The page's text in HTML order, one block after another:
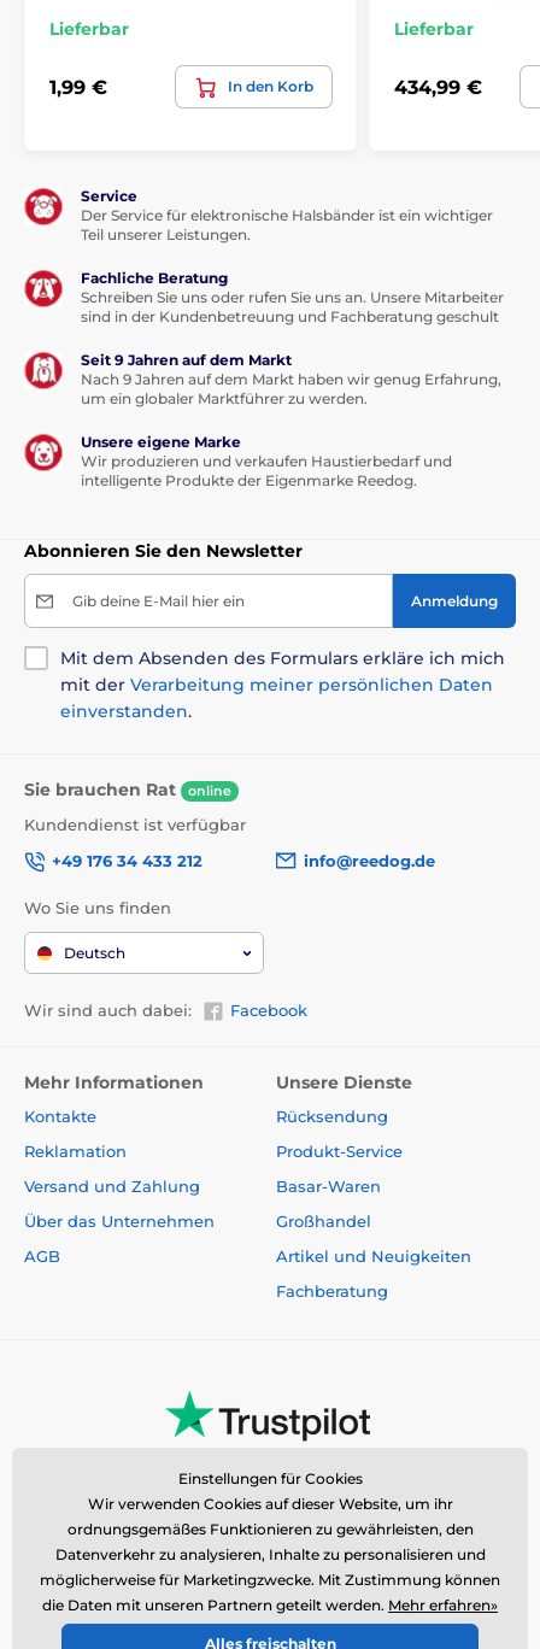
Lieferbar
1,99 € In den Korb
Lieferbar
434,99 €
Service
Der Service für elektronische Halsbänder ist ein wichtiger
Teil unserer Leistungen.
Fachliche Beratung
Schreiben Sie uns oder rufen Sie uns an. Unsere Mitarbeiter
sind in der Kundenbetreuung und Fachberatung geschult
Seit 9 Jahren auf dem Markt
Nach 9 Jahren auf dem Markt haben wir genug Erfahrung,
um ein globaler Marktführer zu werden.
Unsere eigene Marke
Wir produzieren und verkaufen Haustierbedarf und
intelligente Produkte der Eigenmarke Reedog.
Abonnieren Sie den Newsletter
Gib deine E-Mail hier ein Anmeldung
Mit dem Absenden des Formulars erkläre ich mich
mit der Verarbeitung meiner persönlichen Daten
einverstanden.
Sie brauchen Rat online
Kundendienst ist verfügbar
+49 176 34 433 212
info@reedog.de
Wo Sie uns finden
Deutsch
Wir sind auch dabei: Facebook
Mehr Informationen
Kontakte
Reklamation
Versand und Zahlung
Über das Unternehmen
AGB
Unsere Dienste
Rücksendung
Produkt-Service
Basar-Waren
Großhandel
Artikel und Neuigkeiten
Fachberatung
Einstellungen für Cookies
Wir verwenden Cookies auf dieser Website, um ihr
ordnungsgemäßes Funktionieren zu gewährleisten, den
Datenverkehr zu analysieren, Inhalte zu personalisieren und
möglicherweise für Marketingzwecke. Mit Zustimmung können
die Daten mit unseren Partnern geteilt werden. Mehr erfahren»
Alles freischalten